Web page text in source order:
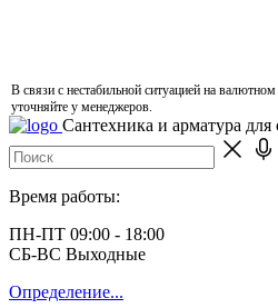
В связи с нестабильной ситуацией на
уточняйте у менеджеров.
Сантехника и арматура для
Время работы:
ПН-ПТ 09:00 - 18:00
СБ-ВС Выходные
Определение...